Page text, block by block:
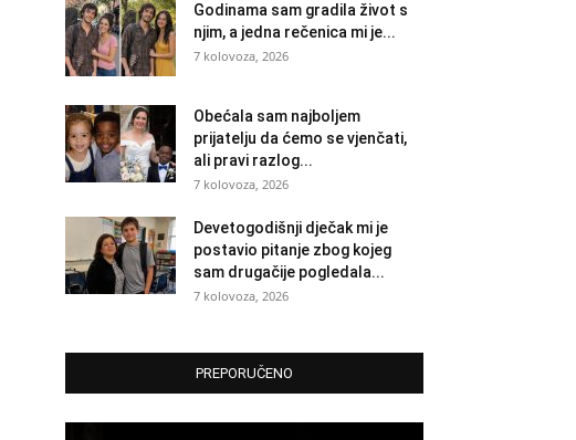
Godinama sam gradila život s
njim, a jedna rečenica mi je...
7 kolovoza, 2026
Obećala sam najboljem
prijatelju da ćemo se vjenčati,
ali pravi razlog...
7 kolovoza, 2026
Devetogodišnji dječak mi je
postavio pitanje zbog kojeg
sam drugačije pogledala...
7 kolovoza, 2026
PREPORUČENO